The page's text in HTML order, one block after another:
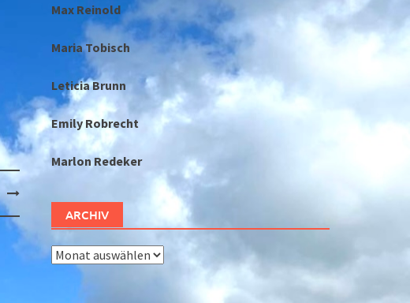
Max Reinold
Maria Tobisch
Leticia Brunn
Emily Robrecht
Marlon Redeker
ARCHIV
Archiv